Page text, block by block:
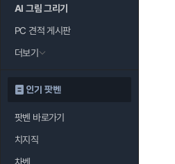
AI 그림 그리기
PC 견적 게시판
더보기
인기 팟벤
팟벤 바로가기
치지직